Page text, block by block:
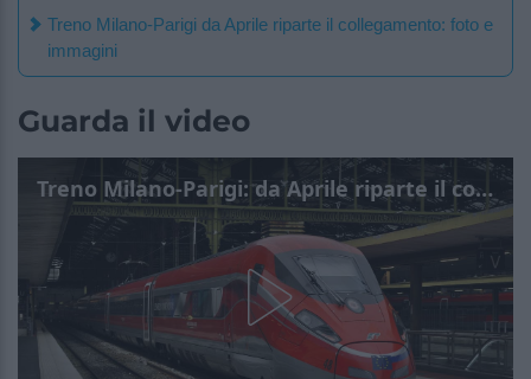
Treno Milano-Parigi da Aprile riparte il collegamento: foto e
immagini
Guarda il video
Treno Milano-Parigi: da Aprile riparte il collegamento